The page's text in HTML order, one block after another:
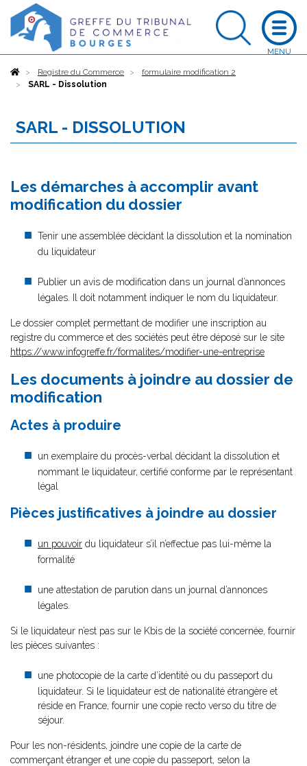
AccueilRegistre du Commerce
formulaire modification 2
SARL - Dissolution
SARL - DISSOLUTION
Les démarches à accomplir avant
modification du dossier
Tenir une assemblée décidant la dissolution et la nomination
du liquidateur
Publier un avis de modification dans un journal d’annonces
légales. Il doit notamment indiquer le nom du liquidateur.
Le dossier complet permettant de modifier une inscription au
registre du commerce et des sociétés peut être déposé sur le site
https://www.infogreffe.fr/formalites/modifier-une-entreprise
Les documents à joindre au dossier de
modification
Actes à produire
un exemplaire du procès-verbal décidant la dissolution et
nommant le liquidateur, certifié conforme par le représentant
légal
Pièces justificatives à joindre au dossier
un pouvoir du liquidateur s’il n’effectue pas lui-même la
formalité
une attestation de parution dans un journal d’annonces
légales.
Si le liquidateur n’est pas sur le Kbis de la société concernée, fournir
les pièces suivantes :
une photocopie de la carte d’identité ou du passeport du
liquidateur. Si le liquidateur est de nationalité étrangère et
réside en France, fournir une copie recto verso du titre de
séjour.
Pour les non-résidents, joindre une copie de la carte de
commerçant étranger et une copie du passeport, selon la